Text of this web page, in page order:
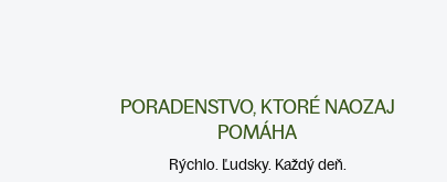
PORADENSTVO, KTORÉ NAOZAJ
POMÁHA
Rýchlo. Ľudsky. Každý deň.